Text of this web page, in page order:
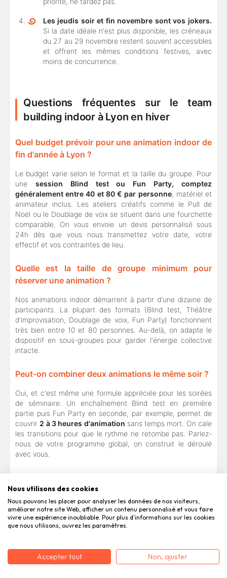
Les jeudis soir et fin novembre sont vos jokers.
Si la date idéale n'est plus disponible, les créneaux
du 27 au 29 novembre restent souvent accessibles
et offrent les mêmes conditions festives, avec
moins de concurrence.
Questions fréquentes sur le team
building indoor à Lyon en hiver
Quel budget prévoir pour une animation indoor de
fin d'année à Lyon ?
Le budget varie selon le format et la taille du groupe. Pour
une session Blind test ou Fun Party, comptez
généralement entre 40 et 80 € par personne, matériel et
animateur inclus. Les ateliers créatifs comme le Pull de
Noël ou le Doublage de voix se situent dans une fourchette
comparable. On vous envoie un devis personnalisé sous
24h dès que vous nous transmettez votre date, votre
effectif et vos contraintes de lieu.
Quelle est la taille de groupe minimum pour
réserver une animation ?
Nos animations indoor démarrent à partir d'une dizaine de
participants. La plupart des formats (Blind test, Théâtre
d'improvisation, Doublage de voix, Fun Party) fonctionnent
très bien entre 10 et 80 personnes. Au-delà, on adapte le
dispositif en sous-groupes pour garder l'énergie collective
intacte.
Peut-on combiner deux animations le même soir ?
Oui, et c'est même une formule appréciée pour les soirées
de séminaire. Un enchaînement Blind test en première
partie puis Fun Party en seconde, par exemple, permet de
couvrir 2 à 3 heures d'animation sans temps mort. On cale
les transitions pour que le rythme ne retombe pas. Parlez-
nous de votre programme global, on construit le déroulé
avec vous.
discrets ou aux non-sportifs ?
Toutes nos animations indoor sont conçues sans prérequis
physique ni artistique. Le Théâtre d'improvisation, par
exemple, est animé par un comédien professionnel qui
exercices : les profils les plus réservés s'y retrouvent autant
que les extravertis. Pour les personnes qui préfèrent
Nous utilisons des cookies
Nous pouvons les placer pour analyser les données de nos visiteurs,
améliorer notre site Web, afficher un contenu personnalisé et vous faire
vivre une expérience inoubliable. Pour plus d'informations sur les cookies
que nous utilisons, ouvrez les paramètres.
Accepter tout Non, ajuster